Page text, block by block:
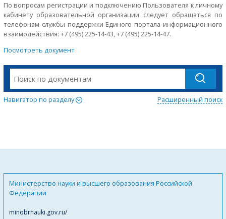
По вопросам регистрации и подключению Пользователя к личному
кабинету образовательной организации следует обращаться по
телефонам службы поддержки Единого портала информационного
взаимодействия: +7 (495) 225-14-43, +7 (495) 225-14-47.
Посмотреть документ
Навигатор по разделу Расширенный поиск
Министерство науки и высшего образования Российской
Федерации
minobrnauki.gov.ru/